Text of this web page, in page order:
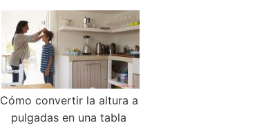
Cómo convertir la altura a
pulgadas en una tabla